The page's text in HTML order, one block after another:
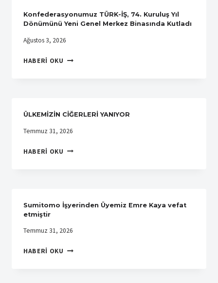
SENDIKAMIZA
ZIYARET
Konfederasyonumuz TÜRK-İŞ, 74. Kuruluş Yıl
Dönümünü Yeni Genel Merkez Binasında Kutladı
Ağustos 3, 2026
HABERI OKU KONFEDERASYONUMUZ
YIL
DÖNÜMÜNÜ
YENI
MERKEZ
ÜLKEMİZİN CİĞERLERİ YANIYOR
Temmuz 31, 2026
HABERI OKU ÜLKEMİZİN
Sumitomo İşyerinden Üyemiz Emre Kaya vefat
etmiştir
Temmuz 31, 2026
HABERI OKU SUMITOMO